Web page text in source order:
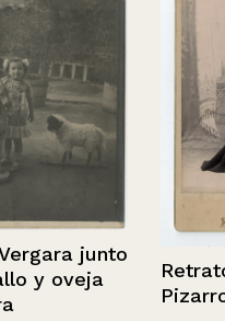
junto
oveja
Retrato
Pizarro E.